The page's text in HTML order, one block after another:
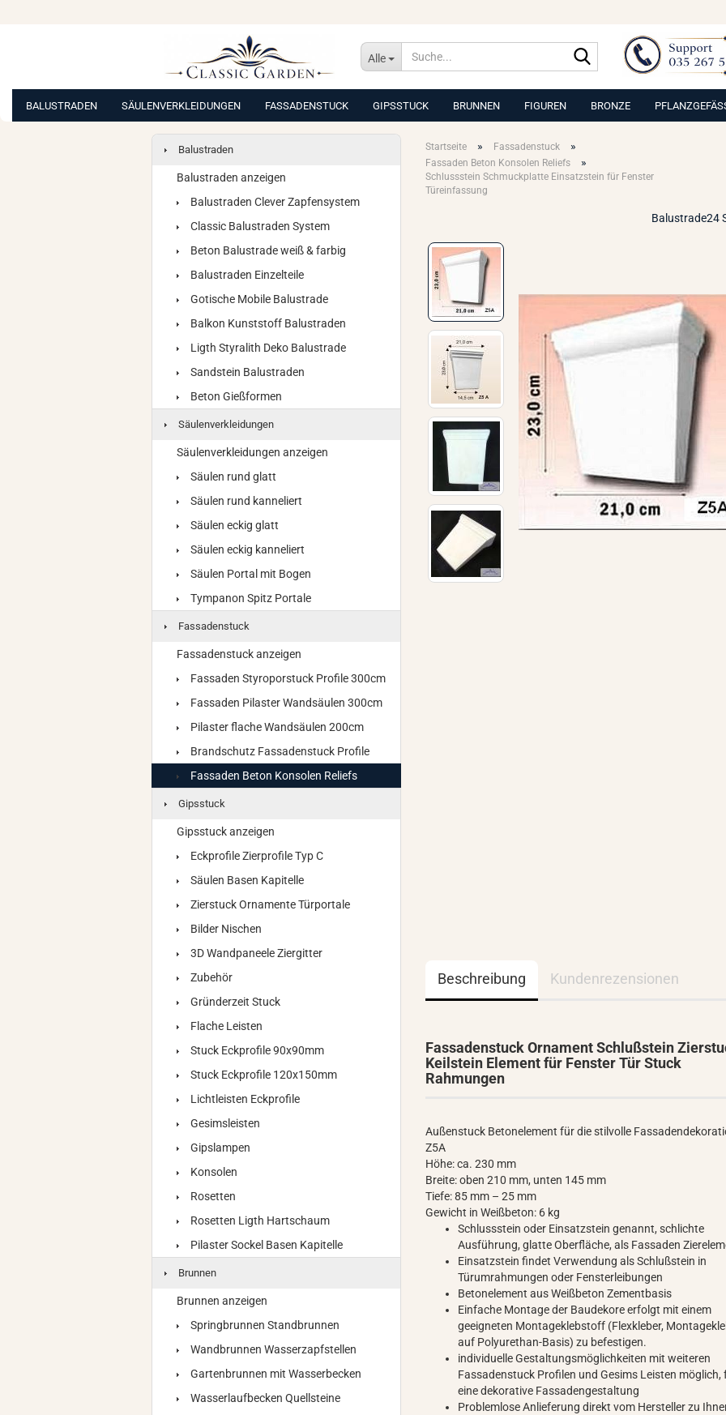
Alle
Suche...
BALUSTRADEN SÄULENVERKLEIDUNGEN FASSADENSTUCK GIPSSTUCK BRUNNEN FIGUREN BRONZE
Startseite » Fassadenstuck »
Fassaden Beton Konsolen Reliefs »
Schlussstein Schmuckplatte Einsatzstein für Fenster
Türeinfassung
Balustrade24
Beschreibung Kundenrezensionen
Fassadenstuck Ornament Schlußstein
Keilstein Element für Fenster Tür Stuck
Rahmungen
Außenstuck Betonelement für die stilvolle
Z5A
Höhe: ca. 230 mm
Breite: oben 210 mm, unten 145 mm
Tiefe: 85 mm – 25 mm
Gewicht in Weißbeton: 6 kg
Schlussstein oder Einsatzstein genannt, schlichte
Ausführung, glatte Oberfläche, als Fassaden
Einsatzstein findet Verwendung als Schlußstein in
Türumrahmungen oder Fensterleibungen
Betonelement aus Weißbeton Zementbasis
Einfache Montage der Baudekore erfolgt mit einem
geeigneten Montageklebstoff (Flexkleber,
auf Polyurethan-Basis) zu befestigen.
individuelle Gestaltungsmöglichkeiten mit weiteren
Fassadenstuck Profilen und Gesims Leisten möglich,
eine dekorative Fassadengestaltung
Problemlose Anlieferung direkt vom Hersteller zu
Balustraden
Balustraden anzeigen
Balustraden Clever Zapfensystem
Classic Balustraden System
Beton Balustrade weiß & farbig
Balustraden Einzelteile
Gotische Mobile Balustrade
Balkon Kunststoff Balustraden
Ligth Styralith Deko Balustrade
Sandstein Balustraden
Beton Gießformen
Säulenverkleidungen
Säulenverkleidungen anzeigen
Säulen rund glatt
Säulen rund kanneliert
Säulen eckig glatt
Säulen eckig kanneliert
Säulen Portal mit Bogen
Tympanon Spitz Portale
Fassadenstuck
Fassadenstuck anzeigen
Fassaden Styroporstuck Profile 300cm
Fassaden Pilaster Wandsäulen 300cm
Pilaster flache Wandsäulen 200cm
Brandschutz Fassadenstuck Profile
Fassaden Beton Konsolen Reliefs
Gipsstuck
Gipsstuck anzeigen
Eckprofile Zierprofile Typ C
Säulen Basen Kapitelle
Zierstuck Ornamente Türportale
Bilder Nischen
3D Wandpaneele Ziergitter
Zubehör
Gründerzeit Stuck
Flache Leisten
Stuck Eckprofile 90x90mm
Stuck Eckprofile 120x150mm
Lichtleisten Eckprofile
Gesimsleisten
Gipslampen
Konsolen
Rosetten
Rosetten Ligth Hartschaum
Pilaster Sockel Basen Kapitelle
Brunnen
Brunnen anzeigen
Springbrunnen Standbrunnen
Wandbrunnen Wasserzapfstellen
Gartenbrunnen mit Wasserbecken
Wasserlaufbecken Quellsteine